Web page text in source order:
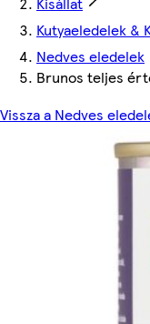
Kutyaeledelek &
Nedves eledelek
Brunos teljes
Vissza a Nedves